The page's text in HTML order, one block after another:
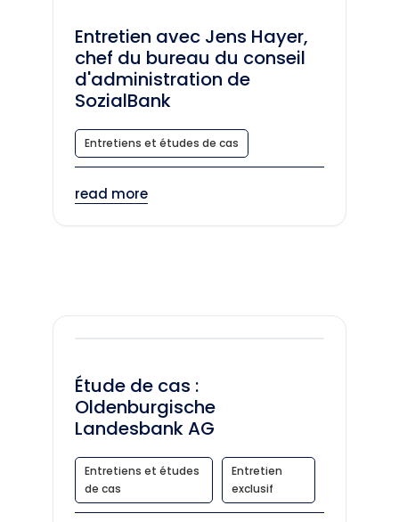
Entretien avec Jens Hayer,
chef du bureau du conseil
d'administration de
SozialBank
Entretiens et études de cas
read more
Étude de cas :
Oldenburgische
Landesbank AG
Entretiens et études
de cas
Entretien
exclusif